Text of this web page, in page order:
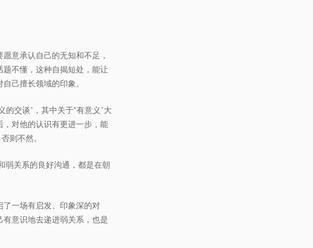
意承认自己的无知和不足，
不懂，这种自揭短处，能让
己擅长领域的印象。
交谈”，其中关于“有意义”大
对他的认识有更进一步，能
则不然。
弱关系的良好沟通，都是在朝
一场有启发、印象深的对
意识地去递进弱关系，也是